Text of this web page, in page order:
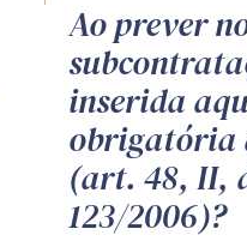
Ao prever
inserida
obrigatória
(art. 48, II,
123/2006)?